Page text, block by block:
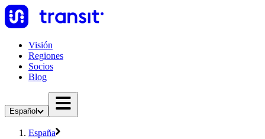
Visión
Regiones
Socios
Blog
Español
España